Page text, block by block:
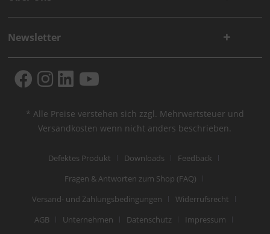
Newsletter
* Alle Preise verstehen sich zzgl. Mehrwertsteuer und
Versandkosten wenn nicht anders beschrieben.
Defektes Produkt Downloads
Feedback
Fragen & Antworten zum Shop (FAQ)
Versand- und Zahlungsbedingungen
Widerrufsrecht
AGB
Unternehmen Datenschutz
Impressum